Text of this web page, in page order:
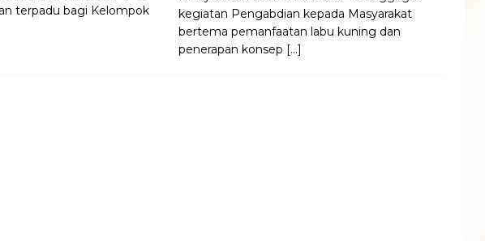
terpadu bagi Kelompok
kegiatan Pengabdian kepada Masyarakat
bertema pemanfaatan labu kuning dan
penerapan konsep […]